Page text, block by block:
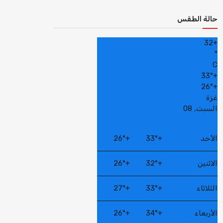
حالة الطقس
+
32
°
C
+
33°
+
26°
غزة
السبت, 08
الأحد +
33°
+
26°
الاثنين +
32°
+
26°
الثلاثاء +
33°
+
27°
الأربعاء +
34°
+
26°